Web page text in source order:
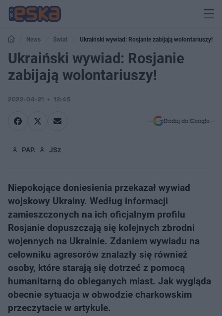
News Świat Ukraiński wywiad: Rosjanie zabijają wolontariuszy!
Ukraiński wywiad: Rosjanie
zabijają wolontariuszy!
2022-04-21 12:45
Dodaj do Google
PAP. JSz
Niepokojące doniesienia przekazał wywiad
wojskowy Ukrainy. Według informacji
zamieszczonych na ich oficjalnym profilu
Rosjanie dopuszczają się kolejnych zbrodni
wojennych na Ukrainie. Zdaniem wywiadu na
celowniku agresorów znalazły się również
osoby, które starają się dotrzeć z pomocą
humanitarną do obleganych miast. Jak wygląda
obecnie sytuacja w obwodzie charkowskim
przeczytacie w artykule.